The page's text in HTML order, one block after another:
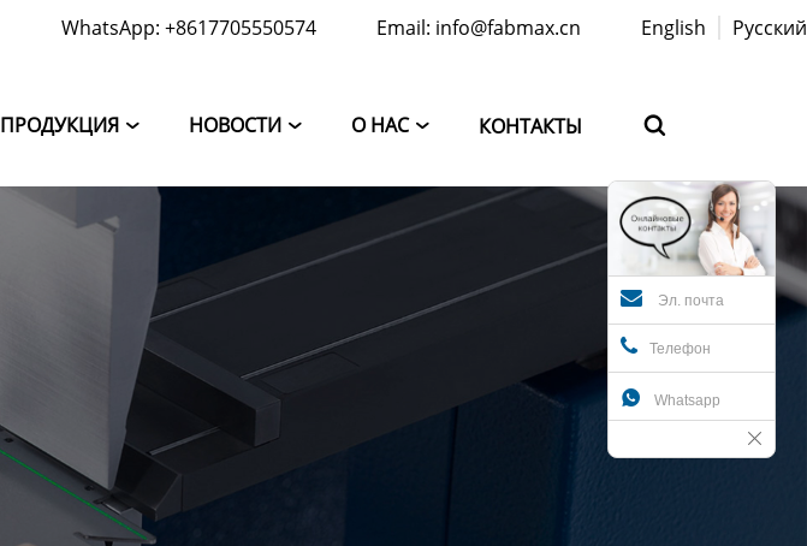
WhatsApp: +8617705550574 Email: info@fabmax.cn English Русский
ПРОДУКЦИЯ  НОВОСТИ  О НАС  КОНТАКТЫ 
Эл. почта
Телефон
 Whatsapp